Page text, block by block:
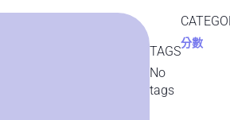
TAGS
No
tags
分數